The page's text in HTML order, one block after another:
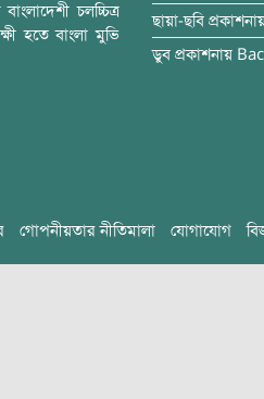
চলচ্চিত্র
হতে বাংলা মুভি
ছায়া-ছবি
ডুব প্রকাশনায়
গোপনীয়তার নীতিমালা যোগাযোগ